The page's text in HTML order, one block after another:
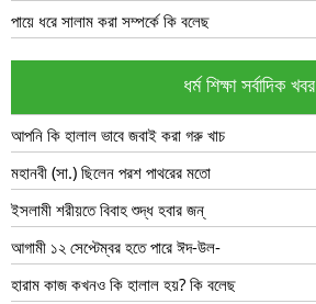
পায়ে ধরে সালাম করা সম্পর্কে কি বলেছ
ধর্ম শিক্ষা সর্বাদিক খবর
আপনি কি হালাল ভাবে জবাই করা গরু খাচ
মহানবী (সা.) ছিলেন পরশ পাথরের মতো
ইসলামী শরীয়তে বিবাহ শুদ্ধ হবার জন্
আগামী ১২ সেপ্টেম্বর হতে পারে ঈদ-উল-
হারাম কাজ কখনও কি হালাল হয়? কি বলেছ